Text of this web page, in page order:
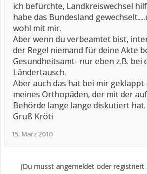
ich befürchte, Landkreiswechsel
habe das Bundesland
wohl mit mir.
Aber wenn du verbeamtet bist,
der Regel niemand für deine Akte
Gesundheitsamt- nur eben z.B. bei
Ländertausch.
Aber auch das hat bei mir
meines Orthopäden, der mit der
Behörde lange lange diskutiert hat.
Gruß Kröti
15. März 2010
(Du musst angemeldet oder registriert